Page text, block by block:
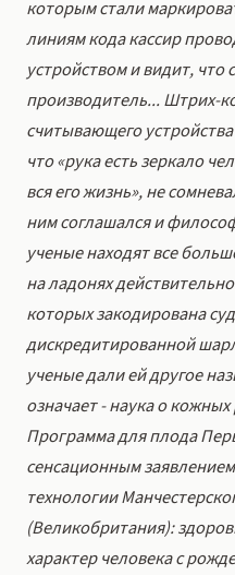
которым стали
линиям кода кассир
устройством и видит, что
производитель... Штрих-
считывающего
что «рука есть зеркало
вся его жизнь», не
ним соглашался и
ученые находят все
на ладонях
которых закодирована
дискредитированной
ученые дали ей другое
означает - наука о кожных
Программа для плода
сенсационным
технологии
(Великобритания):
характер человека с